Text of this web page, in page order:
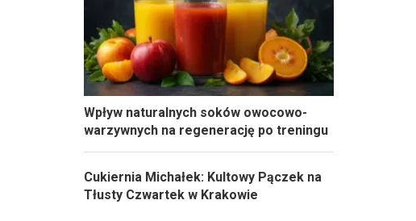
Wpływ naturalnych soków owocowo-
warzywnych na regenerację po treningu
Cukiernia Michałek: Kultowy Pączek na
Tłusty Czwartek w Krakowie